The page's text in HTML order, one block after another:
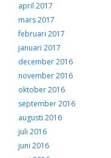
april 2017
mars 2017
februari 2017
januari 2017
december 2016
november 2016
oktober 2016
september 2016
augusti 2016
juli 2016
juni 2016